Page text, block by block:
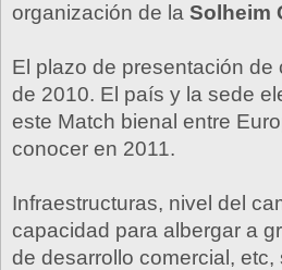
organización de la Solheim
El plazo de presentación
de 2010. El país y la sede
este Match bienal entre
conocer en 2011.
Infraestructuras, nivel del
capacidad para albergar a
de desarrollo comercial,